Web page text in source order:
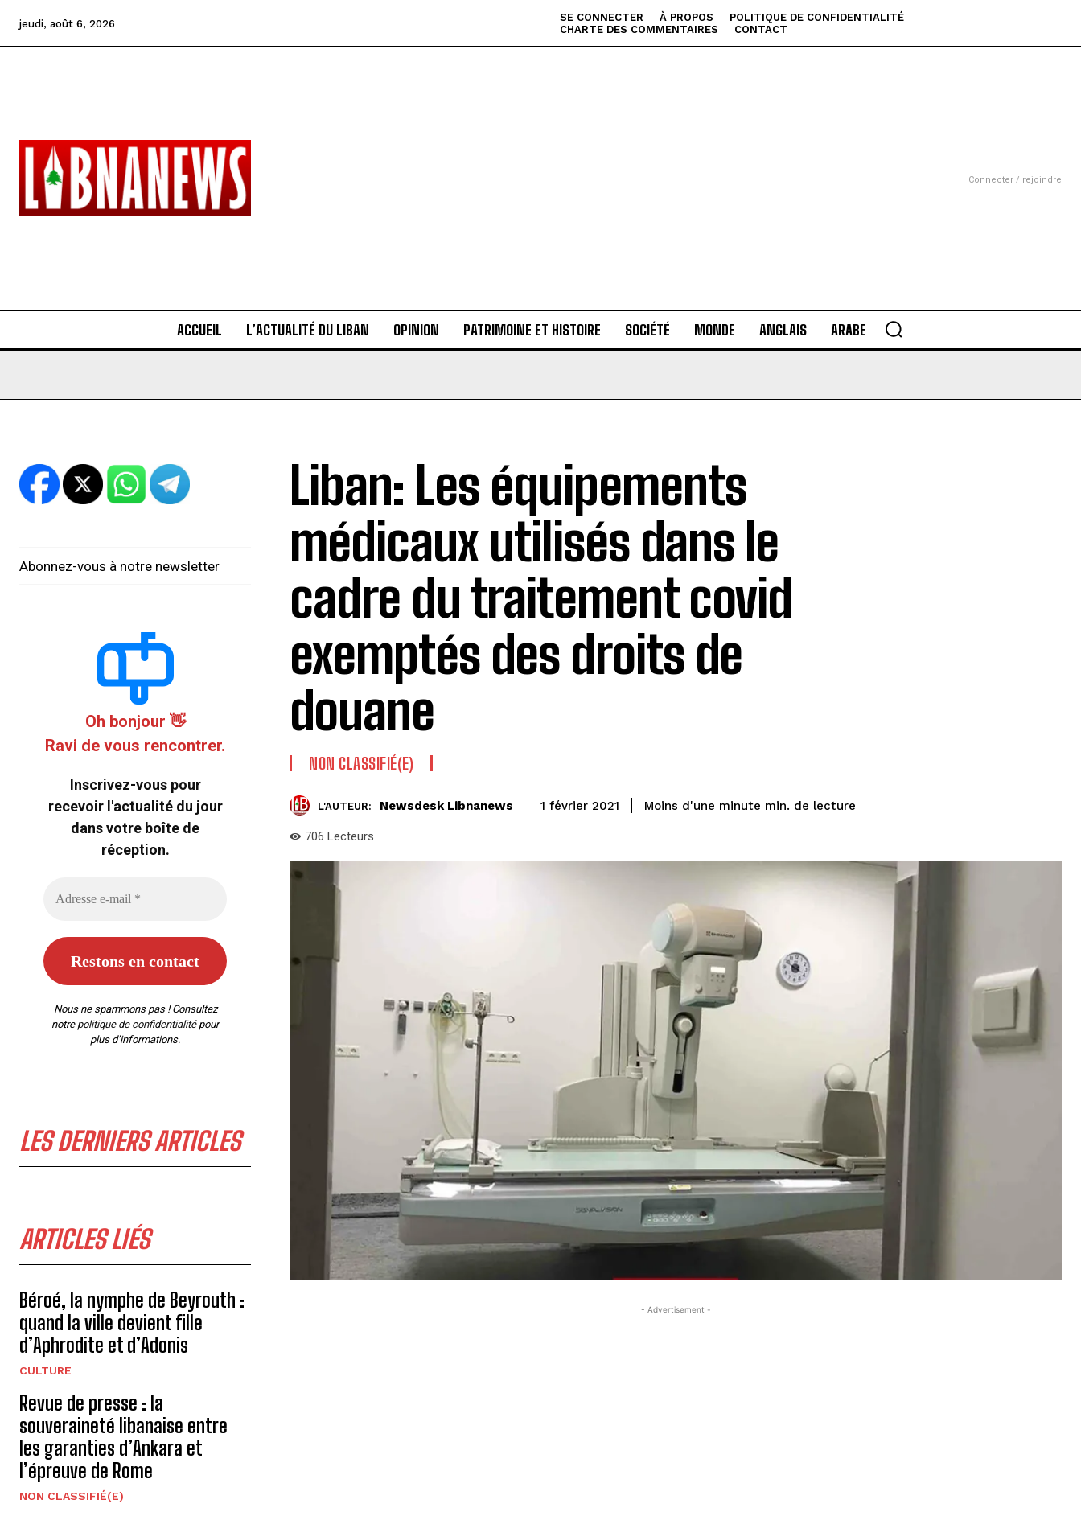
jeudi, août 6, 2026 SE CONNECTER À PROPOS
POLITIQUE DE CONFIDENTIALITÉ
CHARTE DES COMMENTAIRES
CONTACT
Connecter / rejoindre
ACCUEIL L’ACTUALITÉ DU LIBAN OPINION PATRIMOINE ET HISTOIRE SOCIÉTÉ MONDE ANGLAIS ARABE
Abonnez-vous à notre newsletter
Oh bonjour 👋
Ravi de vous rencontrer.
Inscrivez-vous pour
recevoir l'actualité du jour
dans votre boîte de
réception.
Nous ne spammons pas ! Consultez
notre politique de confidentialitépour
plus d’informations.
LES DERNIERS ARTICLES
ARTICLES LIÉS
Béroé, la nymphe de Beyrouth :
quand la ville devient fille
d’Aphrodite et d’Adonis
CULTURE
Revue de presse : la
souveraineté libanaise entre
les garanties d’Ankara et
l’épreuve de Rome
NON CLASSIFIÉ(E)
Liban: Les équipements
médicaux utilisés dans le
cadre du traitement covid
exemptés des droits de
douane
NON CLASSIFIÉ(E)
L'AUTEUR: Newsdesk Libnanews 1 février 2021 Moins d'une minute min. de lecture
706 Lecteurs
- Advertisement -